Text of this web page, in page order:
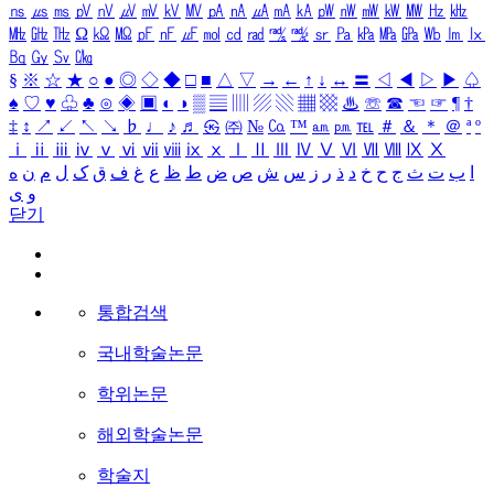
㎱ ㎲ ㎳ ㎴ ㎵ ㎶ ㎷ ㎸ ㎹ ㎀ ㎁ ㎂ ㎃ ㎄ ㎺ ㎻ ㎽ ㎾ ㎿ ㎐ ㎑
㎒ ㎓ ㎔ Ω ㏀ ㏁ ㎊ ㎋ ㎌ ㏖ ㏅ ㎭ ㎮ ㎯ ㏛ ㎩ ㎪ ㎫ ㎬ ㏝ ㏐
㏓
㏃ ㏉ ㏜ ㏆
§ ※ ☆ ★ ○ ● ◎ ◇ ◆ □ ■ △ ▽ → ← ↑ ↓ ↔ 〓 ◁ ◀ ▷ ▶ ♤
♠ ♡ ♥ ♧ ♣ ⊙ ◈ ▣ ◐ ◑ ▒ ▤ ▨ ▧ ▦ ▩ ♨ ☏ ☎ ☜ ☞ ¶ †
‡ ↕ ↗ ↙ ↖ ↘ ♭ ♩ ♪ ♬ ㉿ ㈜ № ㏇ ™ ㏂ ㏘ ℡ ＃ ＆ ＊ ＠ ª º
ⅰ
ⅱ ⅲ ⅳ ⅴ ⅵ ⅶ ⅷ ⅸ ⅹ Ⅳ Ⅴ Ⅵ Ⅶ Ⅷ Ⅸ Ⅹ
ب ت ث ج ح خ د ذ ر ز س ش ص ض ط ظ ع غ ف ق ک ل م ن ه
و ی
닫기
통합검색
국내학술논문
학위논문
해외학술논문
학술지